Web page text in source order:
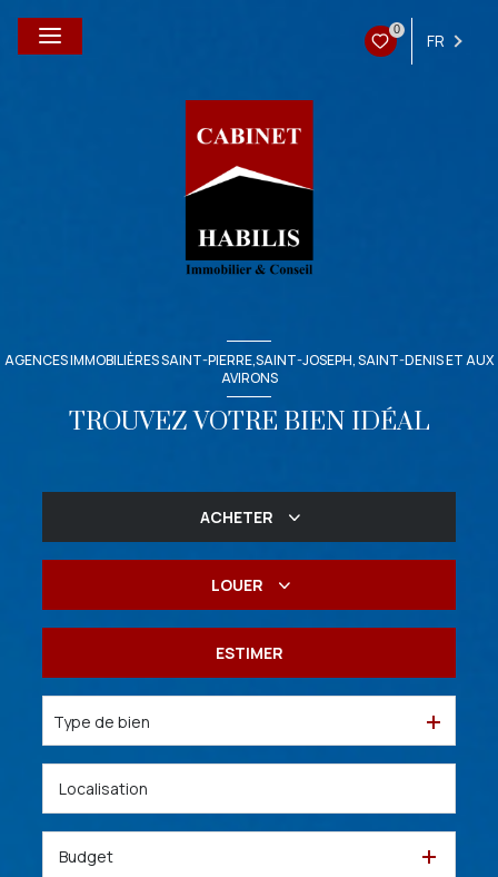
0
FR
AGENCES IMMOBILIÈRES SAINT-PIERRE,SAINT-JOSEPH, SAINT-DENIS ET AUX
AVIRONS
TROUVEZ VOTRE BIEN IDÉAL
ACHETER
De l'immo pro
LOUER
De l'immo pro
ESTIMER
Type de bien
Budget